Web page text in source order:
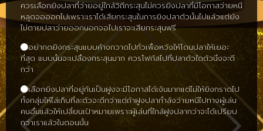
ควรเลือกยิงปลาที่ว่ายอยู่ใกล้วิถีกระสุนไม่ควรยิงปลาที่มีโอกาสว่ายหนี
หลุดจอออกไปเพราะเราได้เสียกระสุนในการยิงปลาตัวนั้นไปแล้วแต่ยัง
ไม่ตายปลาว่ายออกนอกจอไปเราจะเสียกระสุนฟรี
อย่ากดยิงกระสุนแบบค้างกวาดไปทั่วเพื่อหวังให้โดนปลาให้เยอะ
ที่สุด แบบนั้นจะเปลื่องกระสุนมาก ควรโฟกัสไปที่ปลาตัวใดตัวนึงจะดี
กว่า
เลือกยิงปลาที่อยู่กันเป็นฝูงจะมีโอกาสได้เงินมากแต่ไม่ให้ยิงกราดไป
ทั้งกลุ่มให้ไล่เก็บที่ละตัวจะดีกว่าแต่ถ้าฝูงปลากำลังว่ายหนีไปทางผู้เล่น
คนอื่นแล้วให้เปลี่ยนเป้าหมายเพราะผู้เล่นที่ใกล้ฝูงปลากว่าจะได้เปรียบ
กว่าเราแล้วในตอนนั้น